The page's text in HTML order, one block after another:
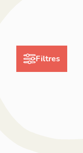
Filtres